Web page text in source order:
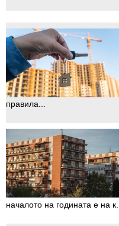
правила...
началото на годината е на к...